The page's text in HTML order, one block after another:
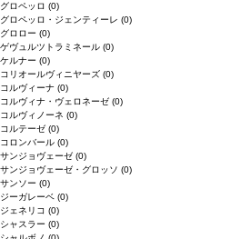
グロペッロ (0)
グロペッロ・ジェンティーレ (0)
グロロー (0)
ゲヴュルツトラミネール (0)
ケルナー (0)
コリオールヴィニヤーズ (0)
コルヴィーナ (0)
コルヴィナ・ヴェロネーゼ (0)
コルヴィノーネ (0)
コルテーゼ (0)
コロンバール (0)
サンジョヴェーゼ (0)
サンジョヴェーゼ・グロッソ (0)
サンソー (0)
ジーガレーベ (0)
ジェネリコ (0)
シャスラー (0)